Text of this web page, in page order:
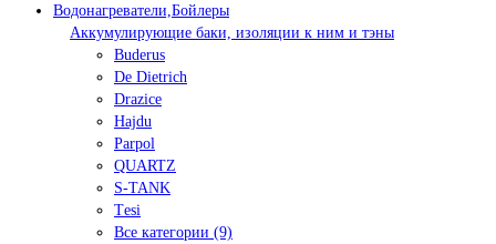
Водонагреватели,Бойлеры
Аккумулирующие баки, изоляции к ним и тэны
Buderus
De Dietrich
Drazice
Hajdu
Parpol
QUARTZ
S-TANK
Tеsi
Все категории (9)